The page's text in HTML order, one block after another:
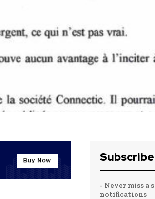
Subscribe
- Never miss a
notifications